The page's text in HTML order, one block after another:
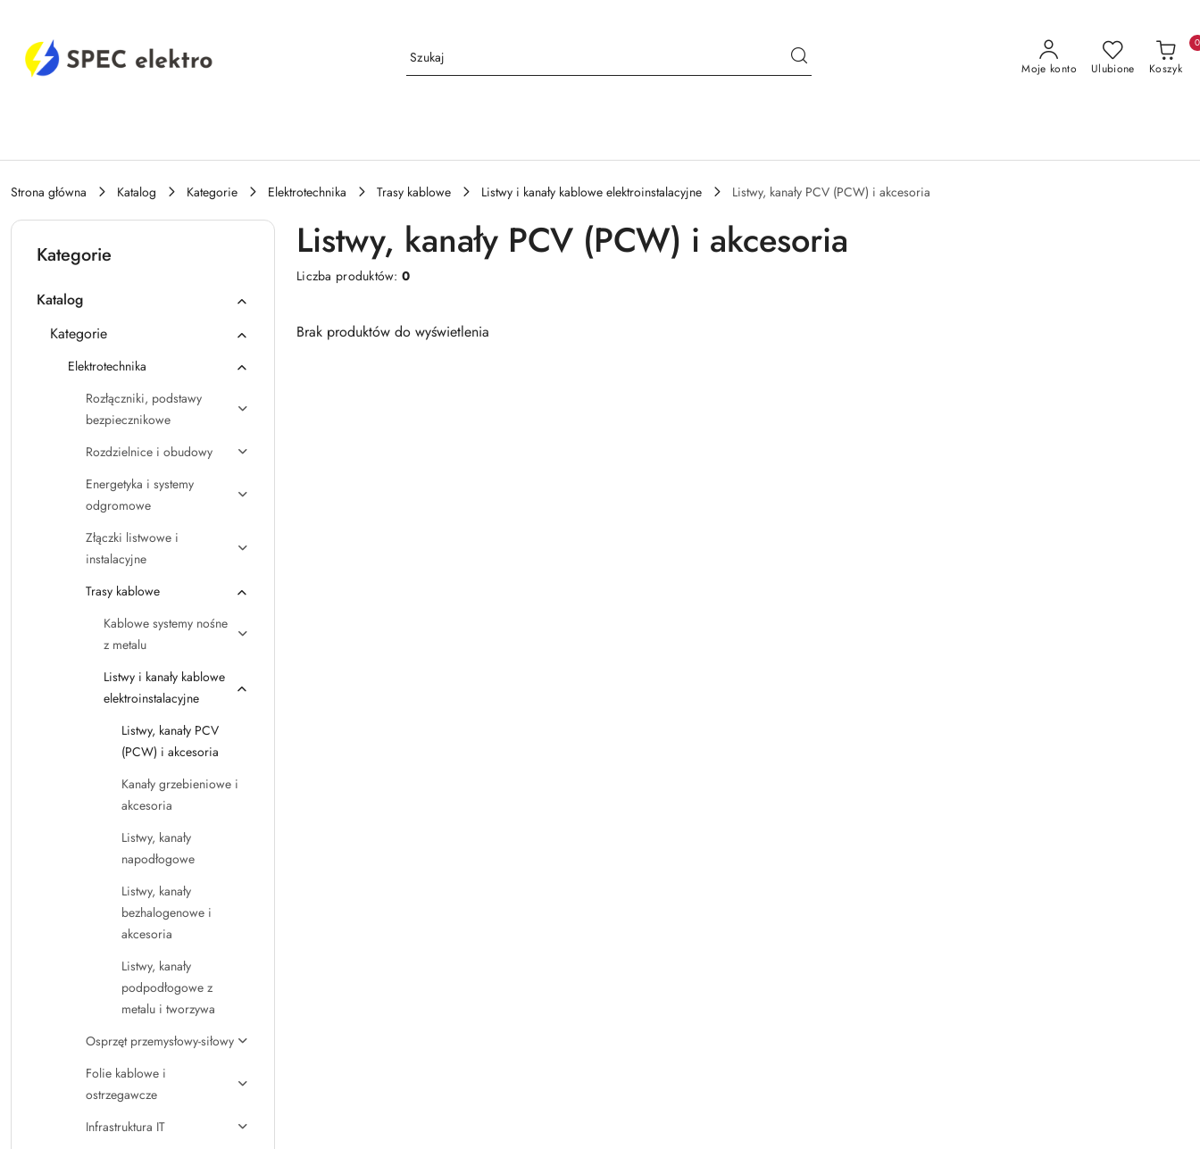
Moje konto Ulubione Koszyk
0
Strona główna Katalog Kategorie Elektrotechnika Trasy kablowe Listwy i kanały kablowe elektroinstalacyjne Listwy, kanały PCV (PCW) i akcesoria
Kategorie
Katalog
Kategorie
Elektrotechnika
Rozłączniki, podstawy
bezpiecznikowe
Rozdzielnice i obudowy
Energetyka i systemy
odgromowe
Złączki listwowe i
instalacyjne
Trasy kablowe
Kablowe systemy nośne
z metalu
Listwy i kanały kablowe
elektroinstalacyjne
Listwy, kanały PCV
(PCW) i akcesoria
Kanały grzebieniowe i
akcesoria
Listwy, kanały
napodłogowe
Listwy, kanały
bezhalogenowe i
akcesoria
Listwy, kanały
podpodłogowe z
metalu i tworzywa
Osprzęt przemysłowy-siłowy
Folie kablowe i
ostrzegawcze
Infrastruktura IT
Listwy, kanały PCV (PCW) i akcesoria
Liczba produktów:0
Brak produktów do wyświetlenia